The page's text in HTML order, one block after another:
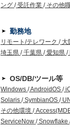
ング /受託作業 /その他
勤務地
リモート/テレワーク /大
埼玉県 /千葉県 /愛知県 /
OS/DB/ツール等
Windows /AndroidOS /
Solaris /SymbianOS /
その他環境 /
ServiceNow /Snowflake